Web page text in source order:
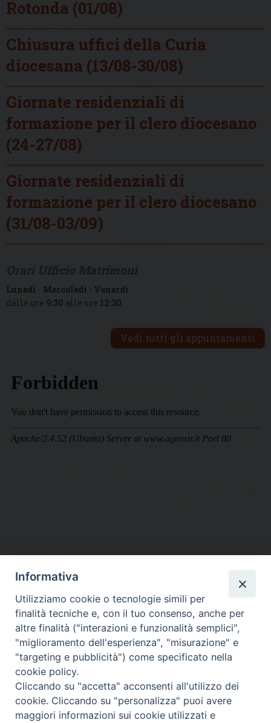
Rotonda (01/08)
Chiusura uffici della Curia
diocesana (13/08-30/08)
Giornate residenziali di
formazione per il clero diocesano
(24-27/08)
Giornate residenziali di
formazione per il clero diocesano
(31/08-03/09)
Lunedì - Mercoledì - Venerdì
dalle ore 9:30 alle ore 12:30
Vedi tutti gli appuntamenti
DIOCESI SUBURBICARIA DI ALBANO
Contatti:Tel.: 06.93268401 - Fax.: 06.9323844
E-mail:curia@diocesidialbano.it
Orari: dal Lunedì al Venerdì Ore: 9:00 - 13:00
Lunedì, Mercoledì e Venerdì, Ore 9:30 - 12:30
Informativa
Utilizziamo cookie o tecnologie simili per
finalità tecniche e, con il tuo consenso, anche per
altre finalità ("interazioni e funzionalità semplici",
"miglioramento dell'esperienza", "misurazione" e
"targeting e pubblicità") come specificato nella
cookie policy.
Cliccando su "accetta" acconsenti all'utilizzo dei
cookie. Cliccando su "personalizza" puoi avere
maggiori informazioni sui cookie utilizzati e